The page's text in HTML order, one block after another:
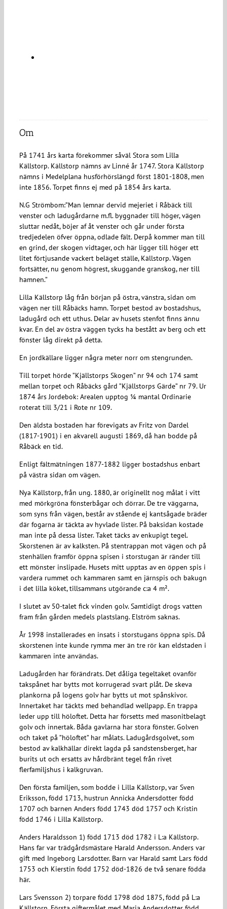
Om
På 1741 års karta förekommer såväl Stora som Lilla
Källstorp. Källstorp nämns av Linné år 1747. Stora Källstorp
nämns i Medelplana husförhörslängd först 1801-1808, men
inte 1856. Torpet finns ej med på 1854 års karta.
N.G Strömbom:”Man lemnar dervid mejeriet i Råbäck till
venster och ladugårdarne m.fl. byggnader till höger, vägen
sluttar nedåt, böjer af åt venster och går under första
tredjedelen öfver öppna, odlade fält. Derpå kommer man till
en grind, der skogen vidtager, och här ligger till höger ett
litet förtjusande vackert beläget ställe, Källstorp. Vägen
fortsätter, nu genom högrest, skuggande granskog, ner till
hamnen.”
Lilla Källstorp låg från början på östra, vänstra, sidan om
vägen ner till Råbäcks hamn. Torpet bestod av bostadshus,
ladugård och ett uthus. Delar av husets stenfot finns ännu
kvar. En del av östra väggen tycks ha bestått av berg och ett
fönster låg direkt på detta.
En jordkällare ligger några meter norr om stengrunden.
Till torpet hörde ”Kjällstorps Skogen” nr 94 och 174 samt
mellan torpet och Råbäcks gård ”Kjällstorps Gärde” nr 79. Ur
1874 års Jordebok: Arealen upptog ¼ mantal Ordinarie
roterat till 3/21 i Rote nr 109.
Den äldsta bostaden har förevigats av Fritz von Dardel
(1817-1901) i en akvarell augusti 1869, då han bodde på
Råbäck en tid.
Enligt fältmätningen 1877-1882 ligger bostadshus enbart
på västra sidan om vägen.
Nya Källstorp, från ung. 1880, är originellt nog målat i vitt
med mörkgröna fönsterbågar och dörrar. De tre väggarna,
som syns från vägen, består av stående ej kantsågade bräder
där fogarna är täckta av hyvlade lister. På baksidan kostade
man inte på dessa lister. Taket täcks av enkupigt tegel.
Skorstenen är av kalksten. På stentrappan mot vägen och på
stenhällen framför öppna spisen i storstugan är ränder till
ett mönster inslipade. Husets mitt upptas av en öppen spis i
vardera rummet och kammaren samt en järnspis och bakugn
i det lilla köket, tillsammans utgörande c:a 4 m².
I slutet av 50-talet fick vinden golv. Samtidigt drogs vatten
fram från gården medels plastslang. Elström saknas.
År 1998 installerades en insats i storstugans öppna spis. Då
skorstenen inte kunde rymma mer än tre rör kan eldstaden i
kammaren inte användas.
Ladugården har förändrats. Det dåliga tegeltaket ovanför
takspånet har bytts mot korrugerad svart plåt. De skeva
plankorna på logens golv har bytts ut mot spånskivor.
Innertaket har täckts med behandlad wellpapp. En trappa
leder upp till höloftet. Detta har försetts med masonitbelagt
golv och innertak. Båda gavlarna har stora fönster. Golven
och taket på ”höloftet” har målats. Ladugårdsgolvet, som
bestod av kalkhällar direkt lagda på sandstensberget, har
burits ut och ersatts av hårdbränt tegel från rivet
flerfamiljshus i kalkgruvan.
Den första familjen, som bodde i Lilla Källstorp, var Sven
Eriksson, född 1713, hustrun Annicka Andersdotter född
1707 och barnen Anders född 1743 död 1757 och Kristin
född 1746 i Lilla Källstorp.
Anders Haraldsson 1) född 1713 död 1782 i L:a Källstorp.
Hans far var trädgårdsmästare Harald Andersson. Anders var
gift med Ingeborg Larsdotter. Barn var Harald samt Lars född
1753 och Kierstin född 1752 död-1826 de två senare födda
här.
Lars Svensson 2) torpare född 1798 död 1875, född på L:a